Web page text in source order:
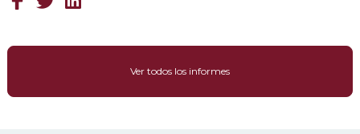
Ver todos los informes